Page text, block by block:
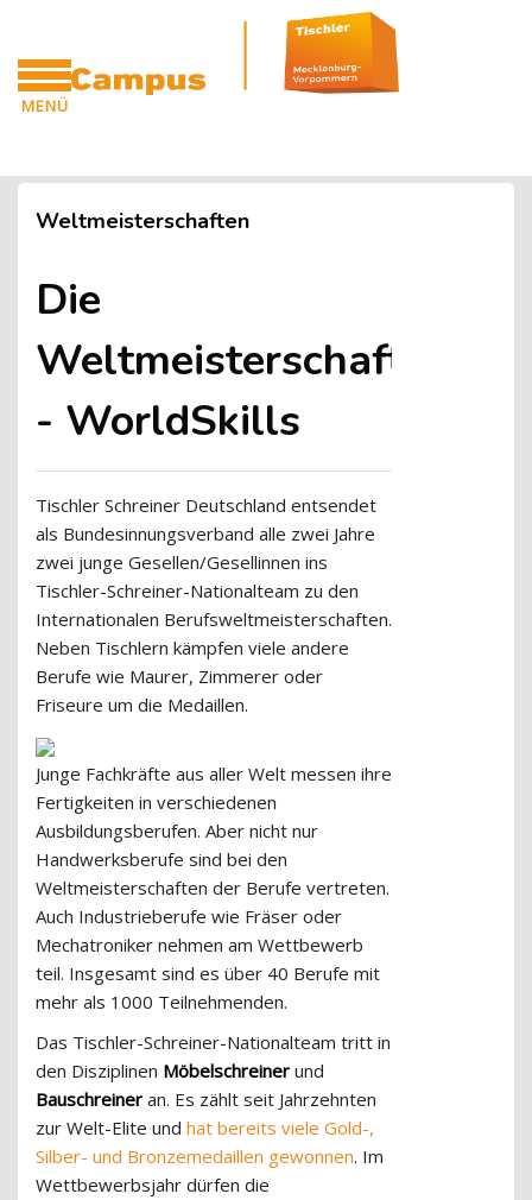
MENÜ
Zum Hauptinhalt
Blöcke
Blöcke
Weltmeisterschaften
Die
Weltmeisterschaften
- WorldSkills
Tischler Schreiner Deutschland entsendet
als Bundesinnungsverband alle zwei Jahre
zwei junge Gesellen/Gesellinnen ins
Tischler-Schreiner-Nationalteam zu den
Internationalen Berufsweltmeisterschaften.
Neben Tischlern kämpfen viele andere
Berufe wie Maurer, Zimmerer oder
Friseure um die Medaillen.
Junge Fachkräfte aus aller Welt messen ihre
Fertigkeiten in verschiedenen
Ausbildungsberufen. Aber nicht nur
Handwerksberufe sind bei den
Weltmeisterschaften der Berufe vertreten.
Auch Industrieberufe wie Fräser oder
Mechatroniker nehmen am Wettbewerb
teil. Insgesamt sind es über 40 Berufe mit
mehr als 1000 Teilnehmenden.
Das Tischler-Schreiner-Nationalteam tritt in
den Disziplinen Möbelschreiner und
Bauschreiner an. Es zählt seit Jahrzehnten
zur Welt-Elite und hat bereits viele Gold-,
Silber- und Bronzemedaillen gewonnen. Im
Wettbewerbsjahr dürfen die